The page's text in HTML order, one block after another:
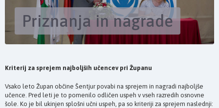
Priznanja in nagrade
Kriterij za sprejem najboljših učencev pri Županu
Vsako leto Župan občine Šentjur povabi na sprejem in nagradi najboljše
učence. Pred leti je to pomenilo odličen uspeh v vseh razredih osnovne
šole. Ko je bil ukinjen splošni učni uspeh, pa so kriteriji za sprejem naslednji: